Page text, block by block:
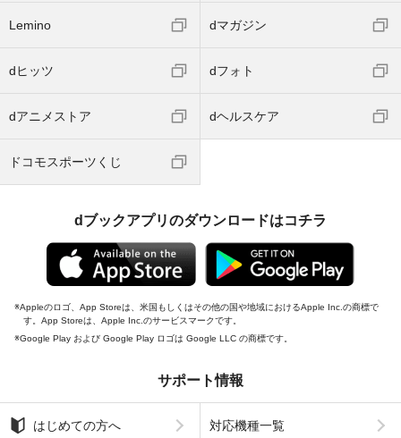
Lemino dマガジン
dヒッツ dフォト
dアニメストア dヘルスケア
ドコモスポーツくじ
dブックアプリのダウンロードはコチラ
Appleのロゴ、App Storeは、米国もしくはその他の国や地域におけるApple Inc.の商標で
す。App Storeは、Apple Inc.のサービスマークです。
Google Play および Google Play ロゴは Google LLC の商標です。
サポート情報
はじめての方へ 対応機種一覧